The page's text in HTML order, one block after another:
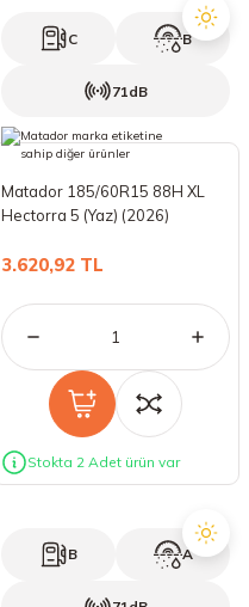
C B
71dB
Matador 185/60R15 88H XL
Hectorra 5 (Yaz) (2026)
3.620,92 TL
Stokta 2 Adet ürün var
B A